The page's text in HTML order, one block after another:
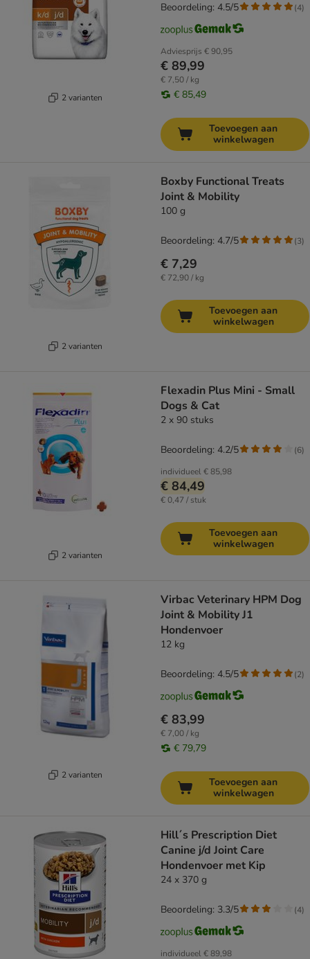
2 varianten
Adviesprijs € 90,95
€ 89,99
€ 7,50 / kg
€ 85,49
Beoordeling: 4.5/5 (4)
Toevoegen aan
winkelwagen
2 varianten
Boxby Functional Treats
Joint & Mobility
100 g
€ 7,29
€ 72,90 / kg
Beoordeling: 4.7/5 (3)
Toevoegen aan
winkelwagen
2 varianten
Flexadin Plus Mini - Small
Dogs & Cat
2 x 90 stuks
individueel€ 85,98
€ 84,49
€ 0,47 / stuk
Beoordeling: 4.2/5 (6)
Toevoegen aan
winkelwagen
2 varianten
Virbac Veterinary HPM Dog
Joint & Mobility J1
Hondenvoer
12 kg
€ 83,99
€ 7,00 / kg
€ 79,79
Beoordeling: 4.5/5 (2)
Toevoegen aan
winkelwagen
Hill´s Prescription Diet
Canine j/d Joint Care
Hondenvoer met Kip
24 x 370 g
individueel€ 89,98
Beoordeling: 3.3/5 (4)